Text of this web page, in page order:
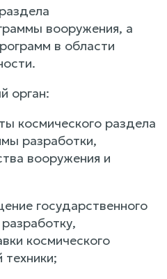
вооружения, а
в области
орган:
космического раздела
разработки,
вооружения и
государственного
космического